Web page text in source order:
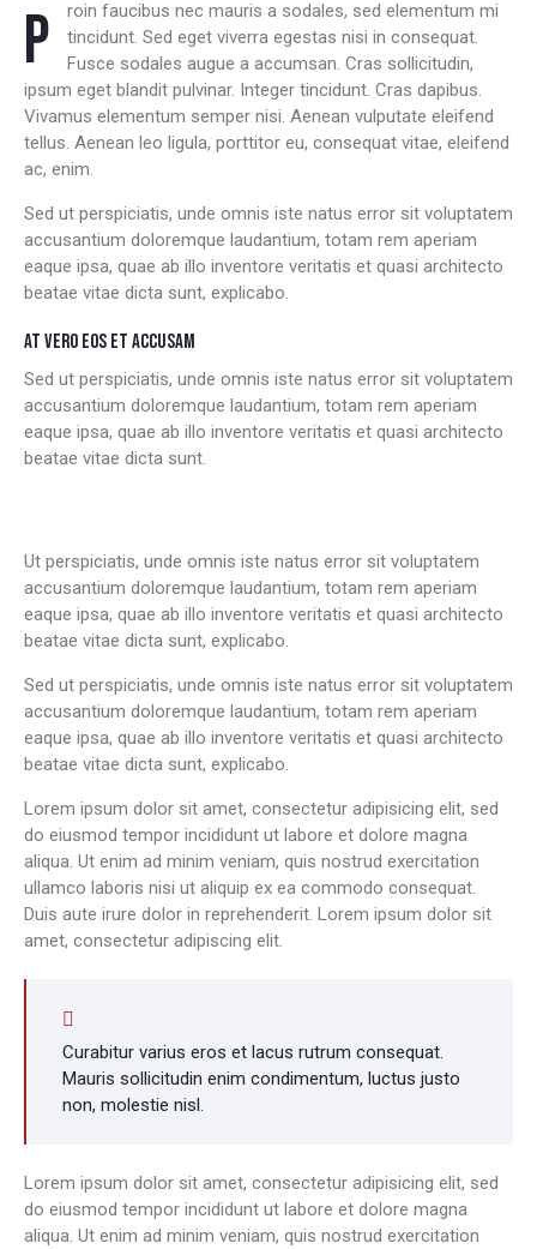
Proin faucibus nec mauris a sodales, sed elementum mi
tincidunt. Sed eget viverra egestas nisi in consequat.
Fusce sodales augue a accumsan. Cras sollicitudin,
ipsum eget blandit pulvinar. Integer tincidunt. Cras dapibus.
Vivamus elementum semper nisi. Aenean vulputate eleifend
tellus. Aenean leo ligula, porttitor eu, consequat vitae, eleifend
ac, enim.
Sed ut perspiciatis, unde omnis iste natus error sit voluptatem
accusantium doloremque laudantium, totam rem aperiam
eaque ipsa, quae ab illo inventore veritatis et quasi architecto
beatae vitae dicta sunt, explicabo.
AT VERO EOS ET ACCUSAM
Sed ut perspiciatis, unde omnis iste natus error sit voluptatem
accusantium doloremque laudantium, totam rem aperiam
eaque ipsa, quae ab illo inventore veritatis et quasi architecto
beatae vitae dicta sunt.
Ut perspiciatis, unde omnis iste natus error sit voluptatem
accusantium doloremque laudantium, totam rem aperiam
eaque ipsa, quae ab illo inventore veritatis et quasi architecto
beatae vitae dicta sunt, explicabo.
Sed ut perspiciatis, unde omnis iste natus error sit voluptatem
accusantium doloremque laudantium, totam rem aperiam
eaque ipsa, quae ab illo inventore veritatis et quasi architecto
beatae vitae dicta sunt, explicabo.
Lorem ipsum dolor sit amet, consectetur adipisicing elit, sed
do eiusmod tempor incididunt ut labore et dolore magna
aliqua. Ut enim ad minim veniam, quis nostrud exercitation
ullamco laboris nisi ut aliquip ex ea commodo consequat.
Duis aute irure dolor in reprehenderit. Lorem ipsum dolor sit
amet, consectetur adipiscing elit.
Curabitur varius eros et lacus rutrum consequat.
Mauris sollicitudin enim condimentum, luctus justo
non, molestie nisl.
Lorem ipsum dolor sit amet, consectetur adipisicing elit, sed
do eiusmod tempor incididunt ut labore et dolore magna
aliqua. Ut enim ad minim veniam, quis nostrud exercitation